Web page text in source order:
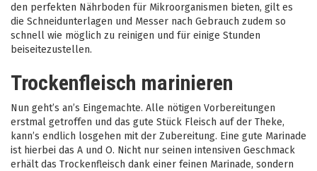
den perfekten Nährboden für Mikroorganismen bieten, gilt es
die Schneidunterlagen und Messer nach Gebrauch zudem so
schnell wie möglich zu reinigen und für einige Stunden
beiseitezustellen.
Trockenfleisch marinieren
Nun geht’s an’s Eingemachte. Alle nötigen Vorbereitungen
erstmal getroffen und das gute Stück Fleisch auf der Theke,
kann’s endlich losgehen mit der Zubereitung. Eine gute Marinade
ist hierbei das A und O. Nicht nur seinen intensiven Geschmack
erhält das Trockenfleisch dank einer feinen Marinade, sondern